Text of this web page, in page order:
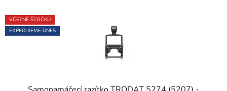
VČETNĚ ŠTOČKU
EXPEDUJEME DNES